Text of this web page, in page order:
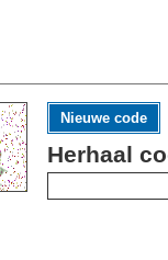
Nieuwe code
Herhaal